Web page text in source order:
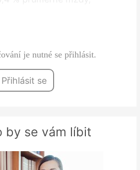
je nutné se přihlásit.
Přihlásit se
by se vám líbit